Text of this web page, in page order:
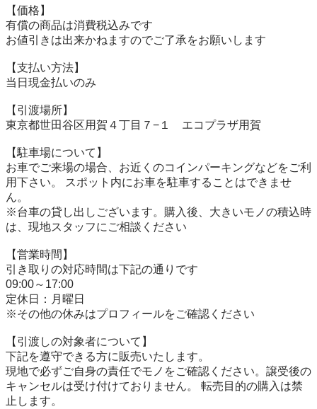
【価格】
有償の商品は消費税込みです
お値引きは出来かねますのでご了承をお願いします
【⽀払い⽅法】
当⽇現⾦払いのみ
【引渡場所】
東京都世田谷区用賀４丁目７−１　エコプラザ用賀
【駐⾞場について】
お車でご来場の場合、お近くのコインパーキングなどをご利
用下さい。 スポット内にお車を駐車することはできませ
ん。
※台⾞の貸し出しございます。購入後、大きいモノの積込時
は、現地スタッフにご相談ください
【営業時間】
引き取りの対応時間は下記の通りです
09:00～17:00
定休日：月曜日
※その他の休みはプロフィールをご確認ください
【引渡しの対象者について】
下記を遵守できる⽅に販売いたします。
現地で必ずご⾃⾝の責任でモノをご確認ください。譲受後の
キャンセルは受け付けておりません。 転売⽬的の購⼊は禁
⽌します。